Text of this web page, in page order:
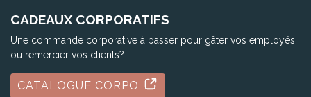
CADEAUX CORPORATIFS
Une commande corporative à passer pour gâter vos employés
ou remercier vos clients?
CATALOGUE CORPO